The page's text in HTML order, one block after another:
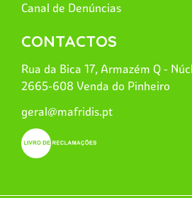
Canal de Denúncias
CONTACTOS
Rua da Bica 17, Armazém Q -
2665-608 Venda do Pinheiro
geral@mafridis.pt